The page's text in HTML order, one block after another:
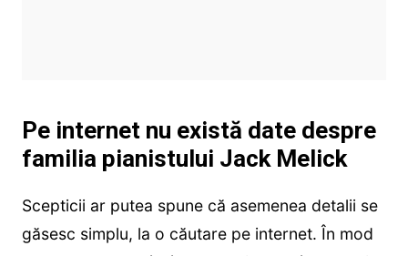
Pe internet nu există date despre
familia pianistului Jack Melick
Scepticii ar putea spune că asemenea detalii se
găsesc simplu, la o căutare pe internet. În mod